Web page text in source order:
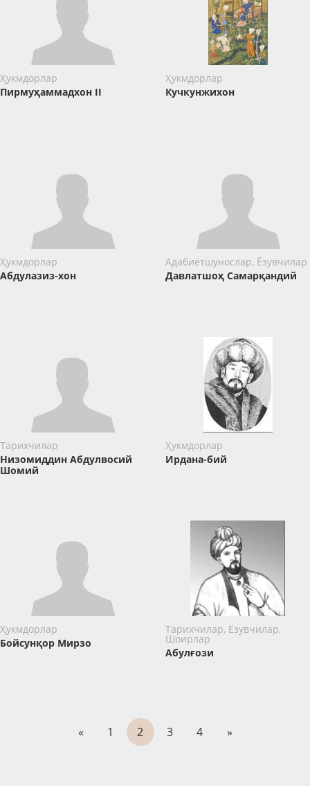
Ҳукмдорлар
Пирмуҳаммадхон II
Ҳукмдорлар
Кучкунжихон
Ҳукмдорлар
Абдулазиз-хон
Адабиётшунослар, Ёзувчилар
Давлатшоҳ Самарқандий
Тарихчилар
Низомиддин Абдулвосий
Шомий
Ҳукмдорлар
Ирдана-бий
Ҳукмдорлар
Бойсунқор Мирзо
Тарихчилар, Ёзувчилар,
Шоирлар
Абулғози
« 1 2 3 4 »